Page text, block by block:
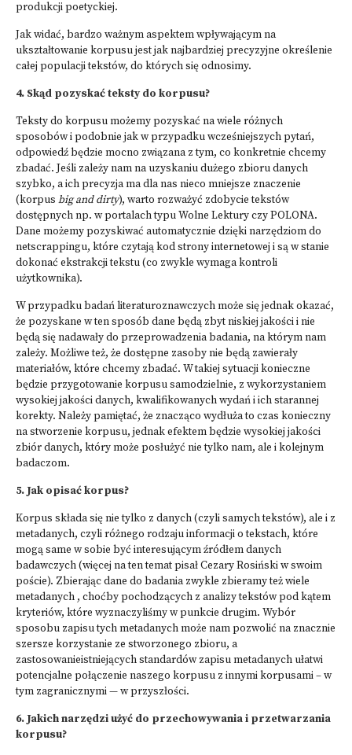
produkcji poetyckiej.
Jak widać, bardzo ważnym aspektem wpływającym na
ukształtowanie korpusu jest jak najbardziej precyzyjne określenie
całej populacji tekstów, do których się odnosimy.
4. Skąd pozyskać teksty do korpusu?
Teksty do korpusu możemy pozyskać na wiele różnych
sposobów i podobnie jak w przypadku wcześniejszych pytań,
odpowiedź będzie mocno związana z tym, co konkretnie chcemy
zbadać. Jeśli zależy nam na uzyskaniu dużego zbioru danych
szybko, a ich precyzja ma dla nas nieco mniejsze znaczenie
(korpus big and dirty), warto rozważyć zdobycie tekstów
dostępnych np. w portalach typu Wolne Lektury czy POLONA.
Dane możemy pozyskiwać automatycznie dzięki narzędziom do
netscrappingu, które czytają kod strony internetowej i są w stanie
dokonać ekstrakcji tekstu (co zwykle wymaga kontroli
użytkownika).
W przypadku badań literaturoznawczych może się jednak okazać,
że pozyskane w ten sposób dane będą zbyt niskiej jakości i nie
będą się nadawały do przeprowadzenia badania, na którym nam
zależy. Możliwe też, że dostępne zasoby nie będą zawierały
materiałów, które chcemy zbadać. W takiej sytuacji konieczne
będzie przygotowanie korpusu samodzielnie, z wykorzystaniem
wysokiej jakości danych, kwalifikowanych wydań i ich starannej
korekty. Należy pamiętać, że znacząco wydłuża to czas konieczny
na stworzenie korpusu, jednak efektem będzie wysokiej jakości
zbiór danych, który może posłużyć nie tylko nam, ale i kolejnym
badaczom.
5. Jak opisać korpus?
Korpus składa się nie tylko z danych (czyli samych tekstów), ale i z
metadanych, czyli różnego rodzaju informacji o tekstach, które
mogą same w sobie być interesującym źródłem danych
badawczych (więcej na ten temat pisałCezary Rosiński w swoim
poście). Zbierając dane do badania zwykle zbieramy też wiele
metadanych , choćby pochodzących z analizy tekstów pod kątem
kryteriów, które wyznaczyliśmy w punkcie drugim. Wybór
sposobu zapisu tych metadanych może nam pozwolić na znacznie
szersze korzystanie ze stworzonego zbioru, a
zastosowanieistniejących standardów zapisu metadanych ułatwi
potencjalne połączenie naszego korpusu z innymi korpusami – w
tym zagranicznymi — w przyszłości.
6. Jakich narzędzi użyć do przechowywania i przetwarzania
korpusu?